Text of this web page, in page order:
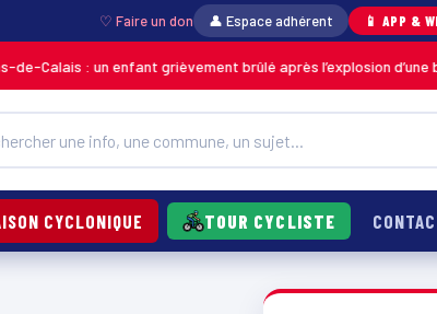
♡ Faire un don 👤 Espace adhérent 📱 APP &
un enfant grièvement brûlé après l’explosion d’une balle
CYCLONIQUE TOUR CYCLISTE